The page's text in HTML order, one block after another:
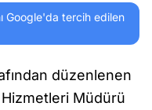
Google'da tercih edilen
düzenlenen
Hizmetleri Müdürü